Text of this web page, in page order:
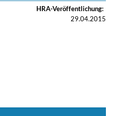
HRA-Veröffentlichung:
29.04.2015